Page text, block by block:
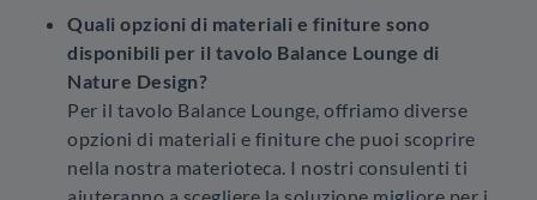
Quali opzioni di materiali e finiture sono
disponibili per il tavolo Balance Lounge di
Nature Design?
Per il tavolo Balance Lounge, offriamo diverse
opzioni di materiali e finiture che puoi scoprire
nella nostra materioteca. I nostri consulenti ti